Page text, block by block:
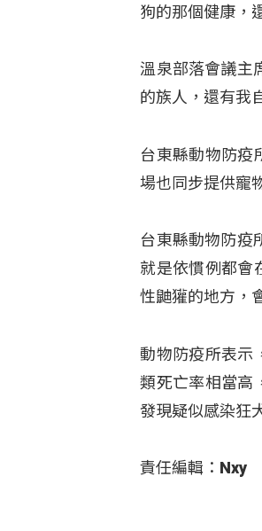
狗的那個健康，
溫泉部落會議主
的族人，還有我
台東縣動物防疫
場也同步提供寵
台東縣動物防疫
就是依慣例都會
性鼬獾的地方，
動物防疫所表示
類死亡率相當高
發現疑似感染狂
責任編輯：Nxy